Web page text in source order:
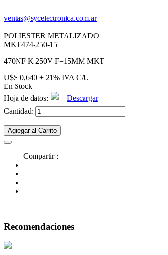
ventas@sycelectronica.com.ar
POLIESTER METALIZADO
MKT474-250-15
470NF K 250V F=15MM MKT
U$S 0,640 + 21% IVA C/U
En Stock
Hoja de datos:
Descargar
Cantidad:
Agregar al Carrito
Compartir :
Recomendaciones